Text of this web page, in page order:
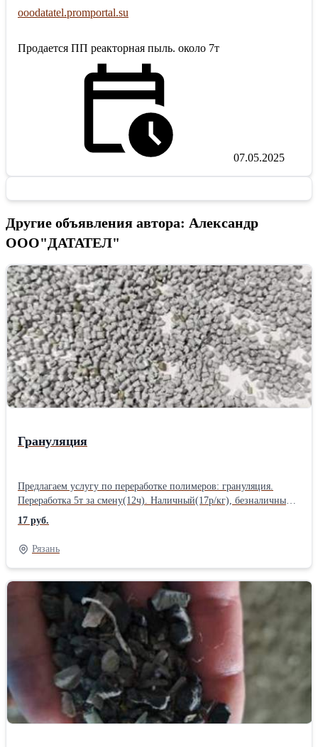
ooodatatel.promportal.su
Продается ПП реакторная пыль. около 7т
07.05.2025
Другие объявления автора: Александр
ООО"ДАТАТЕЛ"
Грануляция
Предлагаем услугу по переработке полимеров: грануляция.
Переработка 5т за смену(12ч). Наличный(17р/кг), безналичный
расчет(20р/кг с НДС).
17 руб.
Рязань